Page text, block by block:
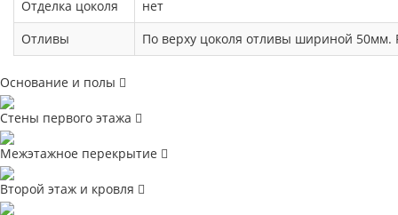
Отделка цоколя
нет
Отливы
По верху цоколя отливы шириной 50мм.
Основание и полы
Стены первого этажа
Межэтажное перекрытие
Второй этаж и кровля